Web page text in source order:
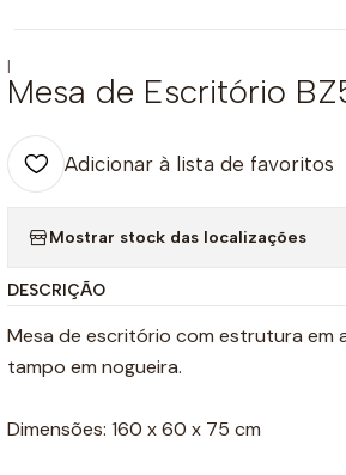
|
Mesa de Escritório
Adicionar à lista de favoritos
Mostrar stock das localizações
DESCRIÇÃO
Mesa de escritório com estrutura em
tampo em nogueira.
Dimensões: 160 x 60 x 75 cm